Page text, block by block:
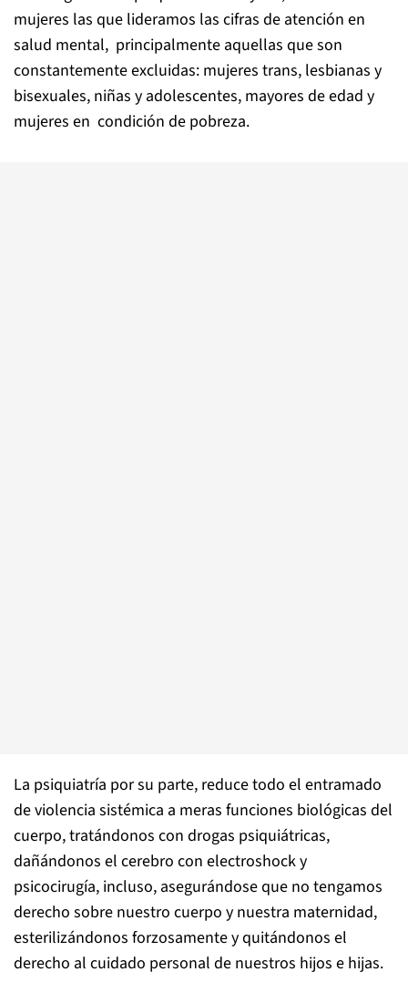
mujeres las que lideramos las cifras de atención en
salud mental, principalmente aquellas que son
constantemente excluidas: mujeres trans, lesbianas y
bisexuales, niñas y adolescentes, mayores de edad y
mujeres en condición de pobreza.
La psiquiatría por su parte, reduce todo el entramado
de violencia sistémica a meras funciones biológicas del
cuerpo, tratándonos con drogas psiquiátricas,
dañándonos el cerebro con electroshock y
psicocirugía, incluso, asegurándose que no tengamos
derecho sobre nuestro cuerpo y nuestra maternidad,
esterilizándonos forzosamente y quitándonos el
derecho al cuidado personal de nuestros hijos e hijas.